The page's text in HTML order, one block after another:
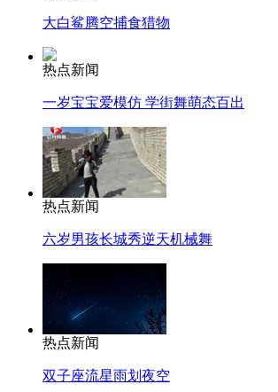
大白鲨腾空捕食猎物
热点新闻
一岁宝宝爱模仿 学街舞萌态百出
热点新闻
六岁男孩长城秀逆天机械舞
热点新闻
双子座流星雨划夜空